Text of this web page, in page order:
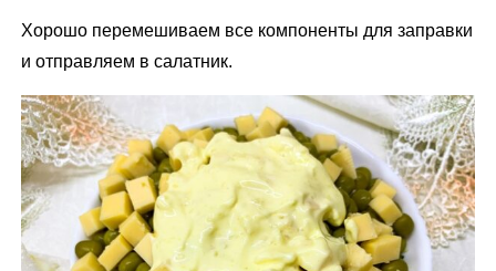
Хорошо перемешиваем все компоненты для заправки
и отправляем в салатник.